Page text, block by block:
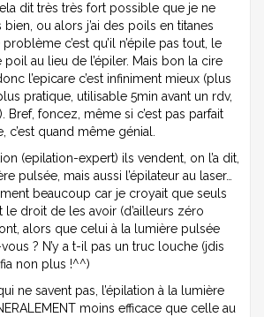
dit très très fort possible que je ne
bien, ou alors j’ai des poils en titanes
c’est qu’il n’épile pas tout, le
au lieu de l’épiler. Mais bon la cire
l’epicare c’est infiniment mieux (plus
pratique, utilisable 5min avant un rdv,
Bref, foncez, même si c’est pas parfait
c’est quand même génial.
(epilation-expert) ils vendent, on l’a dit,
pulsée, mais aussi l’épilateur au laser…
beaucoup car je croyait que seuls
le droit de les avoir (d’ailleurs zéro
alors que celui à la lumière pulsée
? N’y a t-il pas un truc louche (jdis
non plus !^^)
ne savent pas, l’épilation à la lumière
moins efficace que celle au